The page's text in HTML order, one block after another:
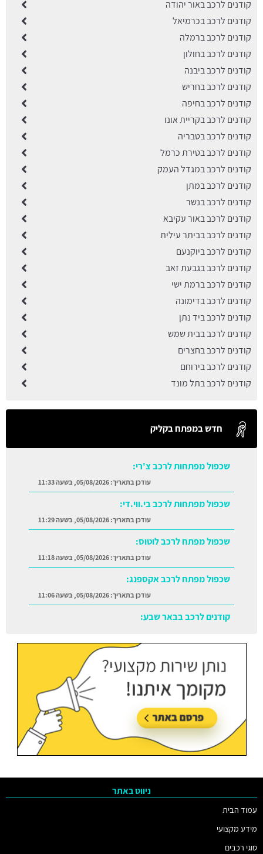
קודנים לרכב באור יהודה
קודנים לרכב בכרמיאל
קודנים לרכב ברמלה
קודנים לרכב בחולון
קודנים לרכב ביבנה
קודנים לרכב בחריש
קודנים לרכב בחיפה
קודנים לרכב בקריית אונו
קודנים לרכב בטבריה
קודנים לרכב בטירת כרמל
קודנים לרכב במגדל העמק
קודנים לרכב במתן
קודנים לרכב בנשר
קודנים לרכב באור עקיבא
קודנים לרכב בביתר עילית
קודנים לרכב ביוקנעם
קודנים לרכב בגבעת זאב
קודנים לרכב ברמת ישי
קודנים לרכב בדימונה
קודנים לרכב ביד נתן
קודנים לרכב בבית שמש
קודנים לרכב בחצרים
קודנים לרכב בירוחם
קודנים לרכב בתל מונד
חדש במפתח בקליק
שכפול מפתחות לרכב בי.ווי.די:
שכפול מפתח לרכב לוטוס:
שכפול מפתח לרכב אקספנג:
קודנים לרכב בבאר שבע:
ניווט באתר
עמוד הבית
מידע מקצועי
סוגי רכבים